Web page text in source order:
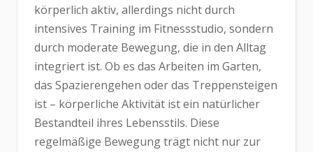
körperlich aktiv, allerdings nicht durch
intensives Training im Fitnessstudio, sondern
durch moderate Bewegung, die in den Alltag
integriert ist. Ob es das Arbeiten im Garten,
das Spazierengehen oder das Treppensteigen
ist – körperliche Aktivität ist ein natürlicher
Bestandteil ihres Lebensstils. Diese
regelmäßige Bewegung trägt nicht nur zur